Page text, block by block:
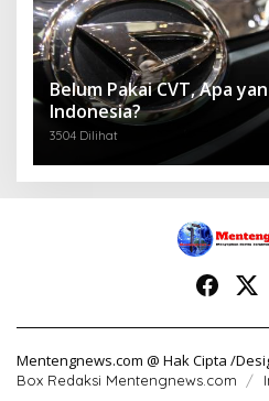
Belum Pakai CVT, Apa
Indonesia?
3504 Dilihat
Mentengnews.com @ Hak Cipta /
Box Redaksi Mentengnews.com